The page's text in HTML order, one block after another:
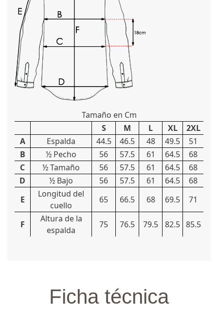
Tamaño en Cm
S
M L XL
2XL
A
Espalda 44.5 46.5 48 49.5
51
B
½ Pecho 56 57.5 61 64.5
68
C
½ Tamaño 56 57.5 61 64.5
68
D
½ Bajo 56 57.5 61 64.5
68
E
Longitud del
cuello
65 66.5 68 69.5 71
F
Altura de la
espalda
75 76.5 79.5 82.5 85.5
Ficha técnica